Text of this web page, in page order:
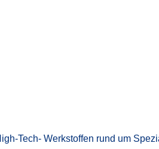
Tech- Werkstoffen rund um